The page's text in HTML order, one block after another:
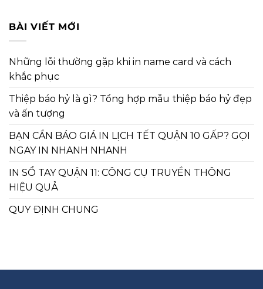
BÀI VIẾT MỚI
Những lỗi thường gặp khi in name card và cách
khắc phục
Thiệp báo hỷ là gì? Tổng hợp mẫu thiệp báo hỷ đẹp
và ấn tượng
BẠN CẦN BÁO GIÁ IN LỊCH TẾT QUẬN 10 GẤP? GỌI
NGAY IN NHANH NHANH
IN SỔ TAY QUẬN 11: CÔNG CỤ TRUYỀN THÔNG
HIỆU QUẢ
QUY ĐỊNH CHUNG